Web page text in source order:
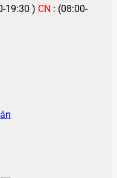
19:30 ) CN : (08:00-